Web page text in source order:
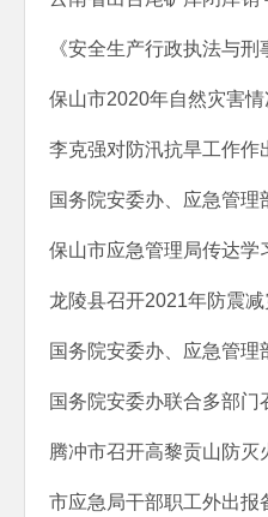
保山市2020年自然灾害情
李克强对防汛抗旱工作作
市应急局干部职工外出报